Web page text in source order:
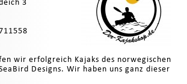
3
wir erfolgreich Kajaks des norwegischen
Designs. Wir haben uns ganz dieser